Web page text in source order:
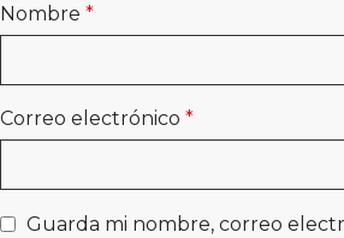
Nombre *
Correo electrónico *
Guarda mi nombre, correo